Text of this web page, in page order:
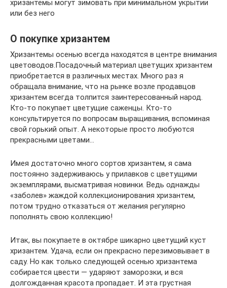
хризантемы могут зимовать при минимальном укрытии
или без него
О покупке хризантем
Хризантемы осенью всегда находятся в центре внимания
цветоводов.Посадочный материал цветущих хризантем
приобретается в различных местах. Много раз я
обращала внимание, что на рынке возле продавцов
хризантем всегда толпится заинтересованный народ.
Кто-то покупает цветущие саженцы. Кто-то
консультируется по вопросам выращивания, вспоминая
свой горький опыт. А некоторые просто любуются
прекрасными цветами…
Имея достаточно много сортов хризантем, я сама
постоянно задерживаюсь у прилавков с цветущими
экземплярами, высматривая новинки. Ведь однажды
«заболев» жаждой коллекционирования хризантем,
потом трудно отказаться от желания регулярно
пополнять свою коллекцию!
Итак, вы покупаете в октябре шикарно цветущий куст
хризантем. Удача, если он прекрасно перезимовывает в
саду. Но как только следующей осенью хризантема
собирается цвести — ударяют заморозки, и вся
долгожданная красота пропадает. И эта грустная